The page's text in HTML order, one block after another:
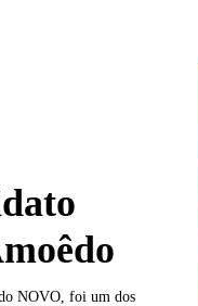
NOVO, foi um dos